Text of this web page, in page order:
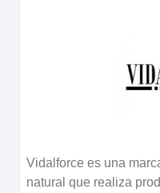
Vidalforce es una
natural que realiza